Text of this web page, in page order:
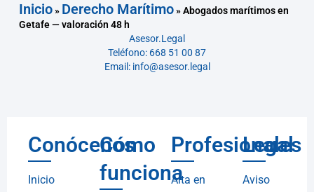
Inicio» Derecho Marítimo»Abogados marítimos en
Getafe — valoración 48 h
Asesor.Legal
Teléfono: 668 51 00 87
Email: info@asesor.legal
Conócenos
Inicio
Cómo
funciona
Profesionales
Alta en
Legal
Aviso